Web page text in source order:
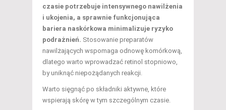
czasie potrzebuje intensywnego nawilżenia
i ukojenia, a sprawnie funkcjonująca
bariera naskórkowa minimalizuje ryzyko
podrażnień. Stosowanie preparatów
nawilżających wspomaga odnowę komórkową,
dlatego warto wprowadzać retinol stopniowo,
by uniknąć niepożądanych reakcji.
Warto sięgnąć po składniki aktywne, które
wspierają skórę w tym szczególnym czasie.